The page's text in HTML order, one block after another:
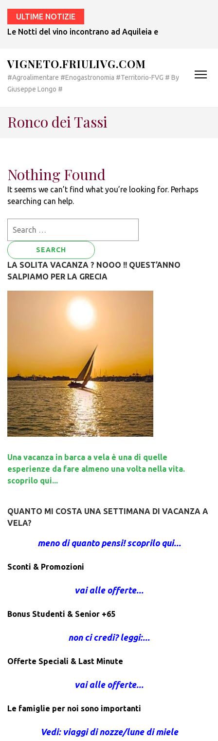
ULTIME NOTIZIE
Le Notti del vino incontrano ad Aquileia e a Bertiolo lo
VIGNETO.FRIULIVG.COM
#Agroalimentare #Enogastronomia #Territorio-FVG # By
Giuseppe Longo #
Ronco dei Tassi
Nothing Found
It seems we can’t find what you’re looking for. Perhaps
searching can help.
LA SOLITA VACANZA ? NOOO !! QUEST’ANNO
SALPIAMO PER LA GRECIA
Una vacanza in barca a vela è una di quelle
esperienze da fare almeno una volta nella vita.
scoprilo qui...
QUANTO MI COSTA UNA SETTIMANA DI VACANZA A
VELA?
meno di quanto pensi! scoprilo qui...
Sconti & Promozioni
vai alle offerte...
Bonus Studenti & Senior +65
non ci credi? leggi:...
Offerte Speciali & Last Minute
vai alle offerte...
Le famiglie per noi sono importanti
Vedi: viaggi di nozze/lune di miele